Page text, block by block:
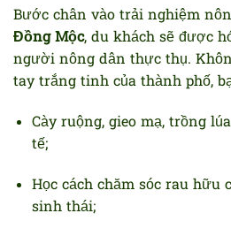
Bước chân vào trải nghiệm
Đồng Mộc, du khách sẽ được
người nông dân thực thụ.
tay trắng tinh của thành phố,
Cày ruộng, gieo mạ, trồng
tế;
Học cách chăm sóc rau
sinh thái;